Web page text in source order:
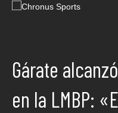
Gárate
en la LMBP: